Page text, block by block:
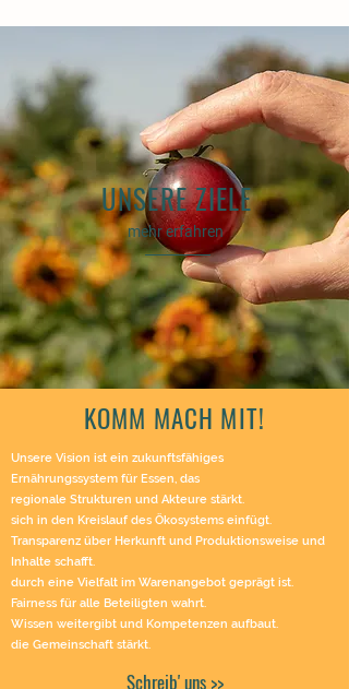
UNSERE ZIELE
mehr erfahren
KOMM MACH MIT!
Unsere Vision ist ein zukunftsfähiges
Ernährungssystem für Essen, das
regionale Strukturen und Akteure stärkt.
sich in den Kreislauf des Ökosystems einfügt.
Transparenz über Herkunft und Produktionsweise und
Inhalte schafft.
durch eine Vielfalt im Warenangebot geprägt ist.
Fairness für alle Beteiligten wahrt.
Wissen weitergibt und Kompetenzen aufbaut.
die Gemeinschaft stärkt.
Schreib' uns >>